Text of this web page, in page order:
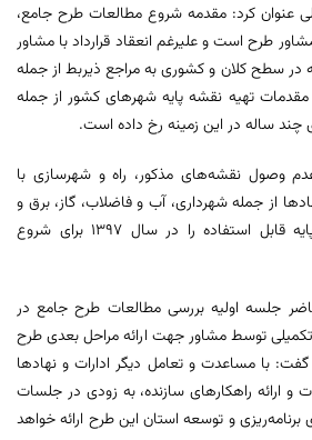
عنوان کرد: مقدمه شروع مطالعات طرح جامع،
طرح است و علیرغم انعقاد قرارداد با مشاور
سطح کلان و کشوری به مراجع ذیربط از جمله
تهیه نقشه پایه شهرهای کشور از جمله
چند ساله در این زمینه رخ داده است.
وصول نقشه‌های مذکور، راه و شهرسازی با
از جمله شهرداری، آب و فاضلاب، گاز، برق و
با همکاری مشاور، نقشه پایه قابل استفاده را در سال ۱۳۹۷ برای شروع
جلسه اولیه بررسی مطالعات طرح جامع در
تکمیلی توسط مشاور جهت ارائه مراحل بعدی طرح
با مساعدت و تعامل دیگر ادارات و نهادها
و ارائه راهکارهای سازنده، به زودی در جلسات
برنامه‌ریزی و توسعه استان این طرح ارائه خواهد